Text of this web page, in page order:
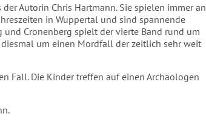
Autorin Chris Hartmann. Sie spielen immer an
in Wuppertal und sind spannende
und Cronenberg spielt der vierte Band rund um
um einen Mordfall der zeitlich sehr weit
Fall. Die Kinder treffen auf einen Archäologen